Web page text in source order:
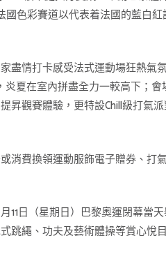
色彩賽道以代表着法國的藍白
情打卡感受法式運動場狂熱
夏在室內拼盡全力一較高下；
觀賽體驗，更特設Chill級打氣
費換領運動服飾電子贈券、
日（星期日）巴黎奧運閉幕當
繩、功夫及藝術體操等賞心悅